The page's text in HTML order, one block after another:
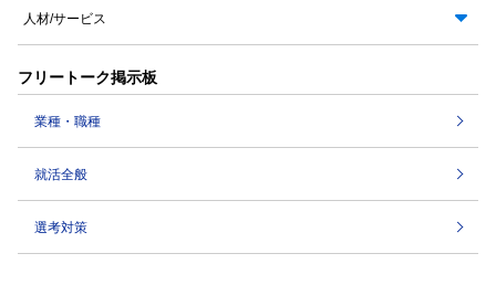
人材/サービス
フリートーク掲示板
業種・職種
就活全般
選考対策